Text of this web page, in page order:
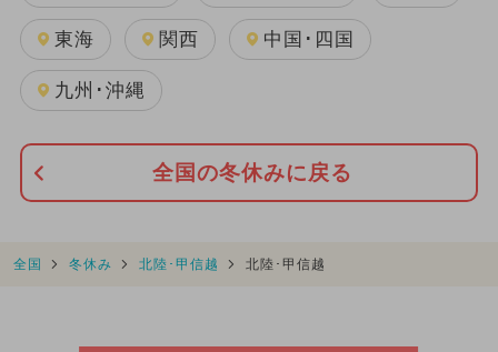
東海 関西 中国･四国
九州･沖縄
全国の冬休みに戻る
全国 冬休み 北陸･甲信越 北陸･甲信越